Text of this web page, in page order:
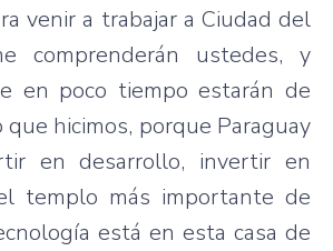
venir a trabajar a Ciudad del
comprenderán ustedes, y
en poco tiempo estarán de
hicimos, porque Paraguay
en desarrollo, invertir en
templo más importante de
está en esta casa de